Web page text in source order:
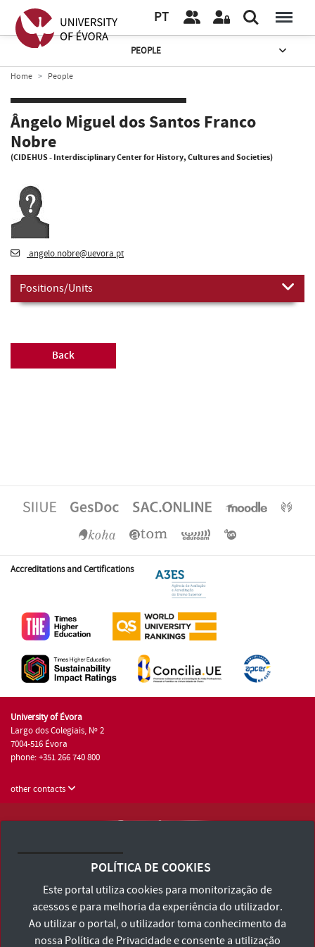
PT
PEOPLE
Home People
Ângelo Miguel dos Santos Franco
Nobre
(CIDEHUS - Interdisciplinary Center for History, Cultures and Societies)
angelo.nobre@uevora.pt
Positions/Units
Back
Accreditations and Certifications
University of Évora
Largo dos Colegiais, Nº 2
7004-516 Évora
phone: +351 266 740 800
other contacts
Terms and Conditions and Privacy Policy
Accessibility Statement
POLÍTICA DE COOKIES
Este portal utiliza cookies para monitorização de
acessos e para melhoria da experiência do utilizador.
Ao utilizar o portal, o utilizador toma conhecimento da
nossa Política de Privacidadee consente a utilização